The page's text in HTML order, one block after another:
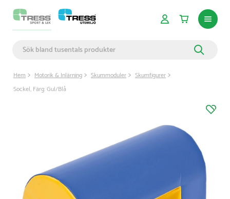
Hem Motorik & Inlärning Skummoduler
Skumfigurer
Sockel, Färg: Gul/Blå